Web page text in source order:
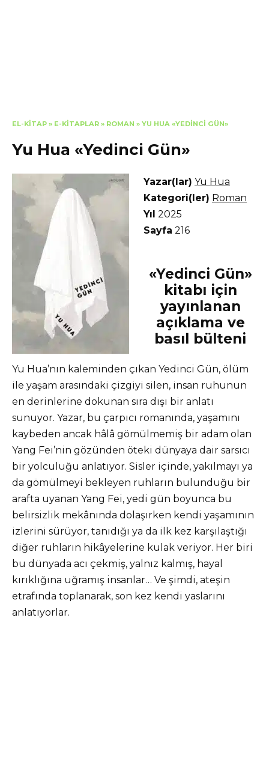
EL-KITAP » E-KITAPLAR » ROMAN » YU HUA «YEDINCI GÜN»
Yu Hua «Yedinci Gün»
Yazar(lar) Yu Hua
Kategori(ler) Roman
Yıl 2025
Sayfa 216
«Yedinci Gün»
kitabı için
yayınlanan
açıklama ve
basıl bülteni
Yu Hua’nın kaleminden çıkan Yedinci Gün, ölüm
ile yaşam arasındaki çizgiyi silen, insan ruhunun
en derinlerine dokunan sıra dışı bir anlatı
sunuyor. Yazar, bu çarpıcı romanında, yaşamını
kaybeden ancak hâlâ gömülmemiş bir adam olan
Yang Fei’nin gözünden öteki dünyaya dair sarsıcı
bir yolculuğu anlatıyor. Sisler içinde, yakılmayı ya
da gömülmeyi bekleyen ruhların bulunduğu bir
arafta uyanan Yang Fei, yedi gün boyunca bu
belirsizlik mekânında dolaşırken kendi yaşamının
izlerini sürüyor, tanıdığı ya da ilk kez karşılaştığı
diğer ruhların hikâyelerine kulak veriyor. Her biri
bu dünyada acı çekmiş, yalnız kalmış, hayal
kırıklığına uğramış insanlar… Ve şimdi, ateşin
etrafında toplanarak, son kez kendi yaslarını
anlatıyorlar.